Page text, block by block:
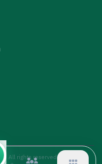
All rights reserved.